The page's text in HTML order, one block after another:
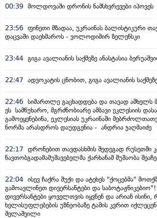
00:39 მოლდოვაში დრონის ნამსხვრევები იპოვეს
23:56 ფინეთი მზადაა, უკრაინას ბალისტიკური
დაცვაში დაეხმაროს - ვოლოდიმირ ზელენსკი
23:44 გიგა ავალიანის საქმეზე ანასტასია
22:47 ადვოკატის ცნობით, გიგა ავალიანის საქმეზე
22:46 სიმართლე გაცხადდება და თავად ამხელს
ეს სამწუხარო, მგრძნობიარე ამბავი ეკლესიის
გამოეყენებინა, ეკლესიას უკრაინაში
ნორმა არასდროს დაუდგენია - ანდრია ჯაღმაიძე
22:17 დრონებით თავდასხმის შედეგად რუსეთში
ნავთობგადამამუშავებელმა ქარხანამ მუშაობა
22:04 ისევ ჩაქრა შუქი და ატეხეს "ქოცებმა"
გამოავლინეთ დივერსანტები და
დივერსანტები ყოველთვის იყვნენ და არიან
ხელისუფლებების უზნეობაზე ტაშის კვრით
მელაშვილი